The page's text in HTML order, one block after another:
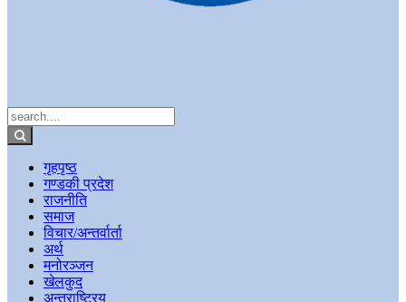
गृहपृष्ठ
गण्डकी प्रदेश
राजनीति
समाज
विचार/अन्तर्वार्ता
अर्थ
मनोरञ्जन
खेलकुद
अन्तराष्ट्रिय